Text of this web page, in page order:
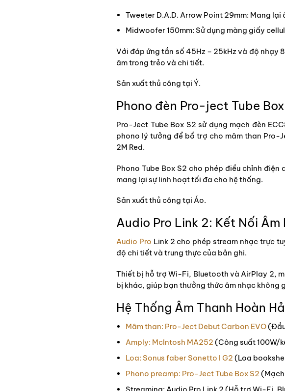
Tweeter D.A.D. Arrow Point 29mm: Mang
Midwoofer 150mm: Sử dụng màng giấy
Với đáp ứng tần số 45Hz – 25kHz và độ nhạy
âm trong trẻo và chi tiết.
Sản xuất thủ công tại Ý.
Phono đèn Pro-ject Tube
Pro-Ject Tube Box S2 sử dụng mạch đèn
phono lý tưởng để bổ trợ cho mâm than Pro-
2M Red.
Phono Tube Box S2 cho phép điều chỉnh
mang lại sự linh hoạt tối đa cho hệ thống.
Sản xuất thủ công tại Áo.
Audio Pro Link 2: Kết Nối
Audio Pro Link 2 cho phép stream nhạc trực
độ chi tiết và trung thực của bản ghi.
Thiết bị hỗ trợ Wi-Fi, Bluetooth và AirPlay 2,
bị khác, giúp bạn thưởng thức âm nhạc không
Hệ Thống Âm Thanh Hoàn
Mâm than: Pro-Ject Debut Carbon EVO
Amply: McIntosh MA252 (Công suất 100W/
Loa: Sonus faber Sonetto I G2 (Loa
Phono preamp: Pro-Ject Tube Box S2
Streaming: Audio Pro Link 2 (Hỗ trợ Wi-Fi,